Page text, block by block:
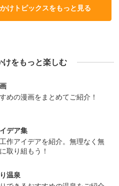
けトピックスをもっと見る
をもっと楽しむ
めの漫画をまとめてご紹介！
デア集
作アイデアを紹介。無理なく無
取り組もう！
温泉